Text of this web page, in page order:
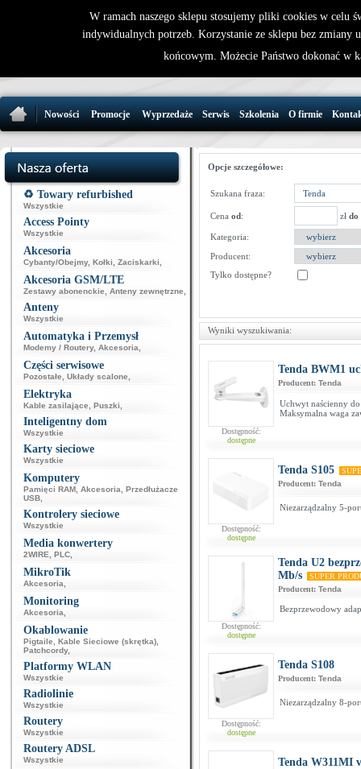
32 721 86
Nowości Promocje Wyprzedaże Serwis Szkolenia O firmie
♻️ Towary refurbished
Wszystkie
Access Pointy
Wszystkie
Akcesoria
Cybanty/Obejmy, Kołki Zaciskarki
Akcesoria GSM/LTE
Zestawy abonenckie Anteny zewnętrzne
Anteny
Wszystkie
Automatyka i Przemysł
Modemy / Routery, Akcesoria
Części serwisowe
Pozostałe Układy scalone
Elektryka
Kable zasilające Puszki
Inteligentny dom
Wszystkie
Karty sieciowe
Wszystkie
Komputery
Pamięci RAM Akcesoria
Przedłużacze
USB
Kontrolery sieciowe
Wszystkie
Media konwertery
2WIRE PLC
MikroTik
Akcesoria
Monitoring
Akcesoria
Okablowanie
Pigtaile Kable Sieciowe (skrętka)
Patchcordy,
Platformy WLAN
Wszystkie
Radiolinie
Wszystkie
Routery
Wszystkie
Routery ADSL
Wszystkie
Opcje szczegółowe:
Szukana fraza:
Cena od: zł do
Kategoria:
Producent:
Tylko dostępne?
Wyniki wyszukiwania:
Dostępność:
dostępne
Tenda BWM1
Producent: Tenda
Uchwyt naścienny
Maksymalna waga
Dostępność:
dostępne
Tenda S105
Producent: Tenda
Niezarządzalny 5-
Dostępność:
dostępne
Tenda U2
Mb/s
SUPER
Producent: Tenda
Bezprzewodowy
Dostępność:
dostępne
Tenda S108
Producent: Tenda
Niezarządzalny 8-
Tenda W311MI
W ramach naszego sklepu stosujemy pliki cookies w celu
indywidualnych potrzeb. Korzystanie ze sklepu bez zmiany
końcowym. Możecie Państwo dokonać w